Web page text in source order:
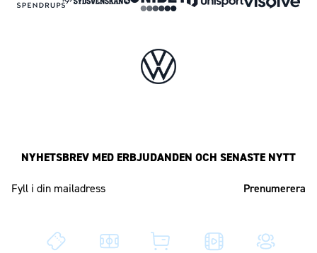
NYHETSBREV MED ERBJUDANDEN OCH SENASTE NYTT